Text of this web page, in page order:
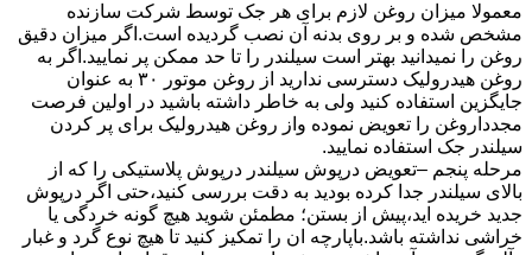
معمولا میزان روغن لازم برای هر جک توسط شرکت سازنده
مشخص شده و بر روی بدنه آن نصب گردیده است.اگر میزان دقیق
روغن را نمیدانید بهتر است سیلندر را تا حد ممکن پر نمایید.اگر به
روغن هیدرولیک دسترسی ندارید از روغن موتور ۳۰ به عنوان
جایگزین استفاده کنید ولی به خاطر داشته باشید در اولین فرصت
مجدداروغن را تعویض نموده واز روغن هیدرولیک برای پر کردن
سیلندر جک استفاده نمایید.
مرحله پنجم –تعویض درپوش سیلندر درپوش پلاستیکی را که از
بالای سیلندر جدا کرده بودید به دقت بررسی کنید،حتی اگر درپوش
جدید خریده اید،پیش از بستن؛ مطمئن شوید هیچ گونه خردگی یا
خراشی نداشته باشد.باپارچه ان را تمکیز کنید تا هیچ نوع گرد و غبار